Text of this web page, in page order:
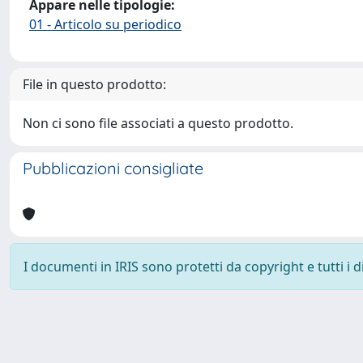
Appare nelle tipologie:
01 - Articolo su periodico
File in questo prodotto:
Non ci sono file associati a questo prodotto.
Pubblicazioni consigliate
I documenti in IRIS sono protetti da copyright e tutti i